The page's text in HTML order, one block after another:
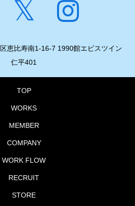
恵比寿南1-16-7 1990館エビスツイン
仁平401
TOP
WORKS
MEMBER
COMPANY
WORK FLOW
RECRUIT
STORE